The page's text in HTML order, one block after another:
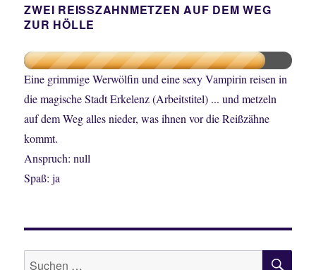
ZWEI REISSZAHNMETZEN AUF DEM WEG
ZUR HÖLLE
Eine grimmige Werwölfin und eine sexy Vampirin reisen in
die magische Stadt Erkelenz (Arbeitstitel) ... und metzeln
auf dem Weg alles nieder, was ihnen vor die Reißzähne
kommt.
Anspruch: null
Spaß: ja
Suche